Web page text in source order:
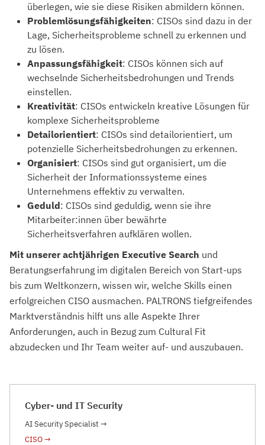
überlegen, wie sie diese Risiken abmildern können.
Problemlösungsfähigkeiten: CISOs sind dazu in der
Lage, Sicherheitsprobleme schnell zu erkennen und
zu lösen.
Anpassungsfähigkeit: CISOs können sich auf
wechselnde Sicherheitsbedrohungen und Trends
einstellen.
Kreativität: CISOs entwickeln kreative Lösungen für
komplexe Sicherheitsprobleme
Detailorientiert: CISOs sind detailorientiert, um
potenzielle Sicherheitsbedrohungen zu erkennen.
Organisiert: CISOs sind gut organisiert, um die
Sicherheit der Informationssysteme eines
Unternehmens effektiv zu verwalten.
Geduld: CISOs sind geduldig, wenn sie ihre
Mitarbeiter:innen über bewährte
Sicherheitsverfahren aufklären wollen.
Mit unserer achtjährigen Executive Search und
Beratungserfahrung im digitalen Bereich von Start-ups
bis zum Weltkonzern, wissen wir, welche Skills einen
erfolgreichen CISO ausmachen. PALTRONS tiefgreifendes
Marktverständnis hilft uns alle Aspekte Ihrer
Anforderungen, auch in Bezug zum Cultural Fit
abzudecken und Ihr Team weiter auf- und auszubauen.
Cyber- und IT Security
AI Security Specialist →
CISO→